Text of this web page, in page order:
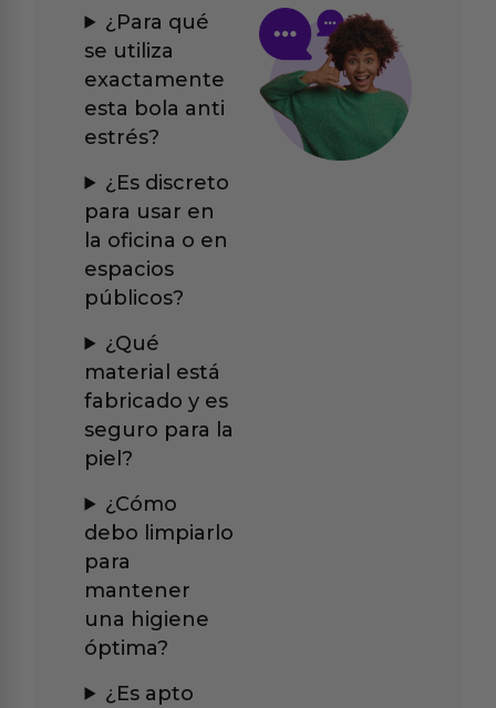
¿Para qué
se utiliza
exactamente
esta bola anti
estrés?
¿Es discreto
para usar en
la oficina o en
espacios
públicos?
¿Qué
material está
fabricado y es
seguro para la
piel?
¿Cómo
debo limpiarlo
para
mantener
una higiene
óptima?
¿Es apto